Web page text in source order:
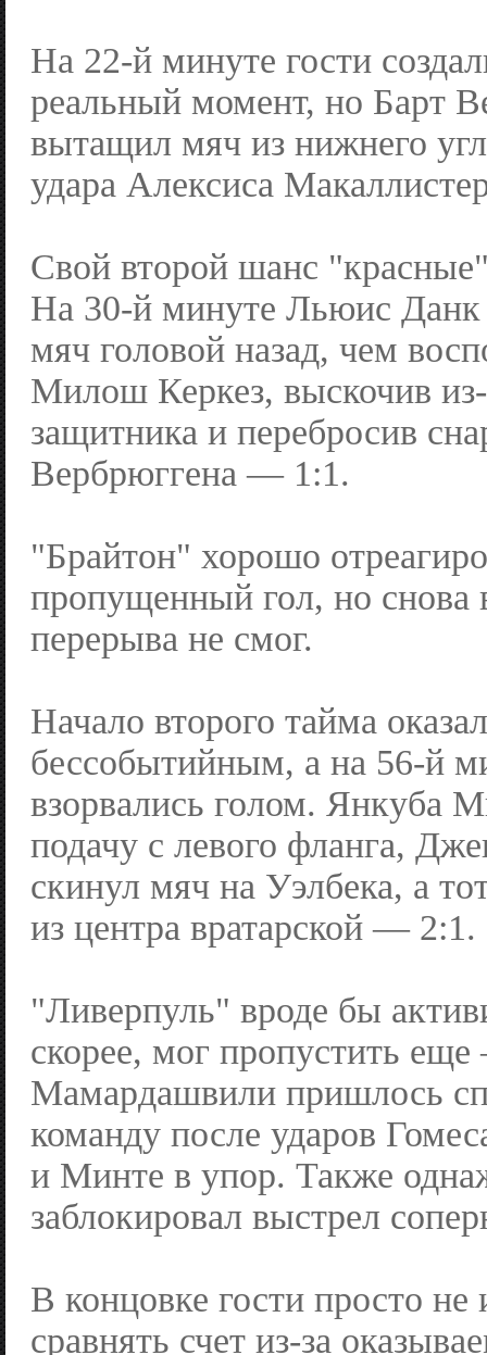
На 22-й минуте гости
реальный момент, но Барт
вытащил мяч из нижнего
удара Алексиса
Свой второй шанс
На 30-й минуте Льюис Данк
мяч головой назад, чем
Милош Керкез, выскочив
защитника и перебросив
Вербрюггена — 1:1.
"Брайтон" хорошо
пропущенный гол, но снова
перерыва не смог.
Начало второго тайма
бессобытийным, а на 56-й
взорвались голом. Янкуба
подачу с левого фланга,
скинул мяч на Уэлбека, а
из центра вратарской — 2:1.
"Ливерпуль" вроде бы
скорее, мог пропустить
Мамардашвили пришлось
команду после ударов
и Минте в упор. Также
заблокировал выстрел
В концовке гости просто
сравнять счет из-за